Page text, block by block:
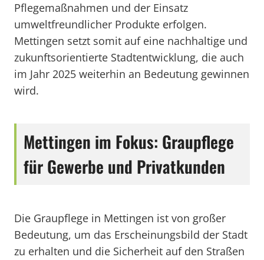
Pflegemaßnahmen und der Einsatz
umweltfreundlicher Produkte erfolgen.
Mettingen setzt somit auf eine nachhaltige und
zukunftsorientierte Stadtentwicklung, die auch
im Jahr 2025 weiterhin an Bedeutung gewinnen
wird.
Mettingen im Fokus: Graupflege
für Gewerbe und Privatkunden
Die Graupflege in Mettingen ist von großer
Bedeutung, um das Erscheinungsbild der Stadt
zu erhalten und die Sicherheit auf den Straßen